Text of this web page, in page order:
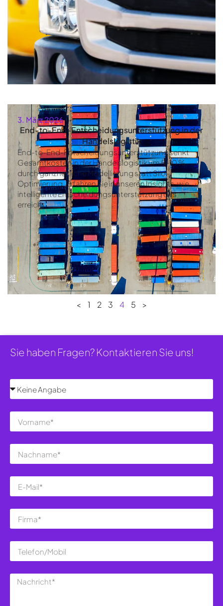
3. März 2026
End-to-End-Entscheidungsunterstützung in der
Handelslogistik
End-to-End-Entscheidungsunterstützung senkt
Gesamtkosten in der Handelslogistik um 5–10 %
durch ganzheitliche Modellierung statt Silo-
Optimierung. Erfahren Sie in unseren Insights, wie
intelligente Entscheidungsunterstützung das
erreicht.
< 1 2 3 4 5 >
Sie haben Fragen? Kontaktieren Sie uns!